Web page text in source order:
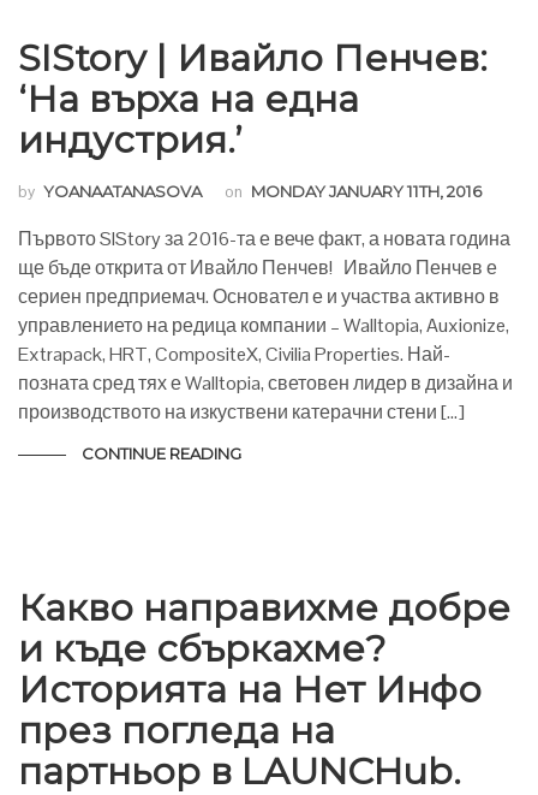
SIStory | Ивайло Пенчев:
‘На върха на една
индустрия.’
by YOANAATANASOVA on MONDAY JANUARY 11TH, 2016
Първото SIStory за 2016-та е вече факт, а новата година
ще бъде открита от Ивайло Пенчев! Ивайло Пенчев е
сериен предприемач. Основател е и участва активно в
управлението на редица компании – Walltopia, Auxionize,
Extrapack, HRT, CompositeX, Civilia Properties. Най-
позната сред тях е Walltopia, световен лидер в дизайна и
производството на изкуствени катерачни стени […]
CONTINUE READING
Какво направихме добре
и къде сбъркахме?
Историята на Нет Инфо
през погледа на
партньор в LAUNCHub.